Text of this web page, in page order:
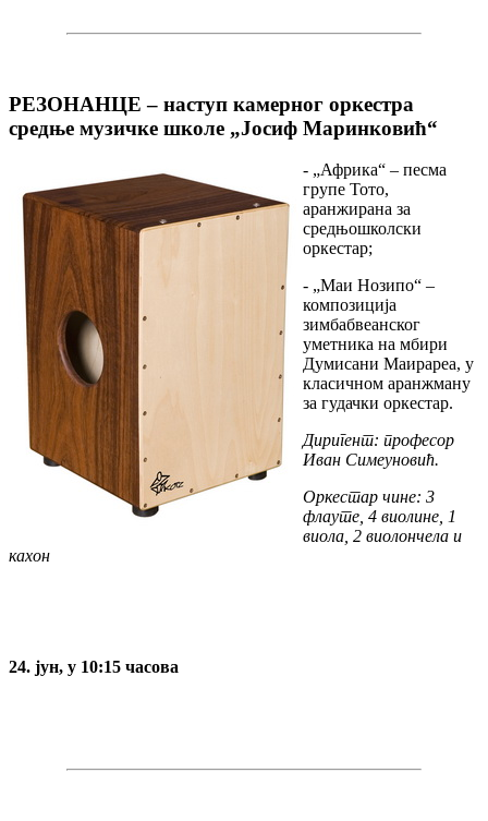
РЕЗОНАНЦЕ – наступ камерног оркестра
средње музичке школе „Јосиф Маринковић“
- „Африка“ – песма
групе Тото,
аранжирана за
средњошколски
оркестар;
- „Маи Нозипо“ –
композиција
зимбабвеанског
уметника на мбири
Думисани Маирареа, у
класичном аранжману
за гудачки оркестар.
Диригент: професор
Иван Симеуновић.
Оркестар чине: 3
флaутe, 4 виoлинe, 1
виoлa, 2 виoлoнчeлa и
кaхoн
24. јун, у 10:15 часова